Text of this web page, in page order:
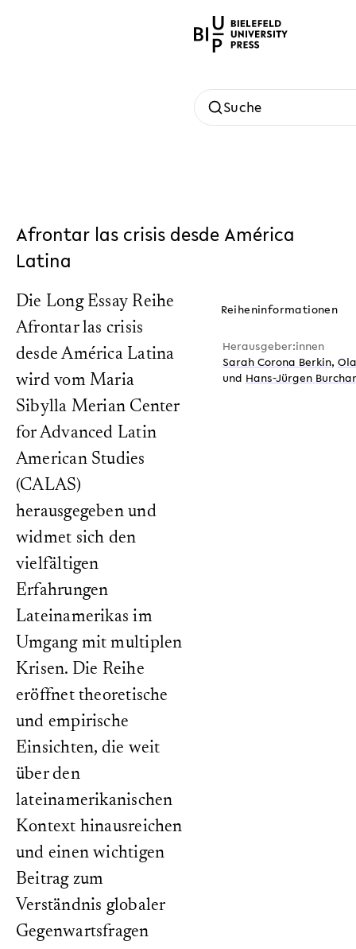
Suche
Afrontar las crisis desde América
Latina
Die Long Essay Reihe
Afrontar las crisis
desde América Latina
wird vom Maria
Sibylla Merian Center
for Advanced Latin
American Studies
(CALAS)
herausgegeben und
widmet sich den
vielfältigen
Erfahrungen
Lateinamerikas im
Umgang mit multiplen
Krisen. Die Reihe
eröffnet theoretische
und empirische
Einsichten, die weit
über den
lateinamerikanischen
Kontext hinausreichen
und einen wichtigen
Beitrag zum
Verständnis globaler
Gegenwartsfragen
Reiheninformationen
Herausgeber:innen
Sarah Corona Berkin,
und Hans-Jürgen